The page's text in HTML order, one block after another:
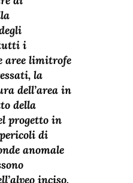
i
aree limitrofe
la
dell’area in
della
progetto in
di
anomale
inciso.